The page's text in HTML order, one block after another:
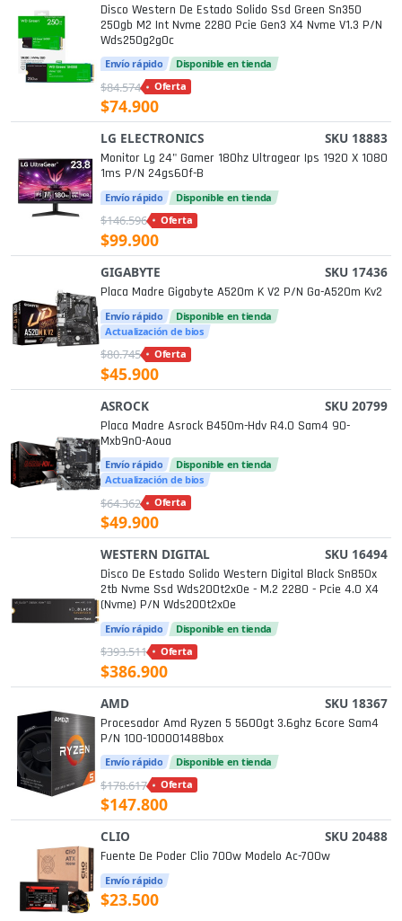
Disco Western De Estado Solido Ssd Green Sn350
250gb M2 Int Nvme 2280 Pcie Gen3 X4 Nvme V1.3 P/n
Wds250g2g0c
Envío rápido Disponible en tienda
$84.574 Oferta
$74.900
LG ELECTRONICS SKU 18883
Monitor Lg 24" Gamer 180hz Ultragear Ips 1920 X 1080
1ms P/n 24gs60f-B
Envío rápido Disponible en tienda
$146.596 Oferta
$99.900
GIGABYTE SKU 17436
Placa Madre Gigabyte A520m K V2 P/n Ga-A520m Kv2
Envío rápido
Disponible en tienda
Actualización de bios
$80.745 Oferta
$45.900
ASROCK SKU 20799
Placa Madre Asrock B450m-Hdv R4.0 Sam4 90-
Mxb9n0-Aoua
Envío rápido
Disponible en tienda
Actualización de bios
$64.362 Oferta
$49.900
WESTERN DIGITAL SKU 16494
Disco De Estado Solido Western Digital Black Sn850x
2tb Nvme Ssd Wds200t2x0e - M.2 2280 - Pcie 4.0 X4
(nvme) P/n Wds200t2x0e
Envío rápido Disponible en tienda
$393.511 Oferta
$386.900
AMD SKU 18367
Procesador Amd Ryzen 5 5600gt 3.6ghz 6core Sam4
P/n 100-100001488box
Envío rápido Disponible en tienda
$178.617 Oferta
$147.800
CLIO SKU 20488
Fuente De Poder Clio 700w Modelo Ac-700w
Envío rápido
$23.500